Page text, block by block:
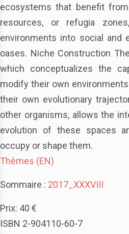
ecosystems that benefit
resources, or refugia
environments into social and
oases. Niche Construction
which conceptualizes the
modify their own
their own evolutionary
other organisms, allows the
evolution of these spaces
occupy or shape them.
Thèmes (EN)
Sommaire : 2017_XXXVIII
Prix: 40 €
ISBN 2-904110-60-7